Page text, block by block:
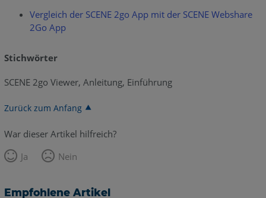
Vergleich der SCENE 2go App mit der SCENE Webshare
2Go App
Stichwörter
SCENE 2go Viewer, Anleitung, Einführung
Zurück zum Anfang
War dieser Artikel hilfreich?
Ja
Nein
Empfohlene Artikel